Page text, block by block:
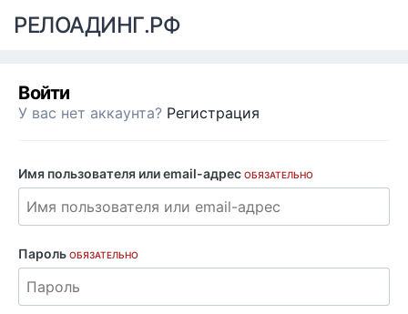
РЕЛОАДИНГ.РФ
Войти
У вас нет аккаунта? Регистрация
Имя пользователя или email-адрес ОБЯЗАТЕЛЬНО
Пароль ОБЯЗАТЕЛЬНО